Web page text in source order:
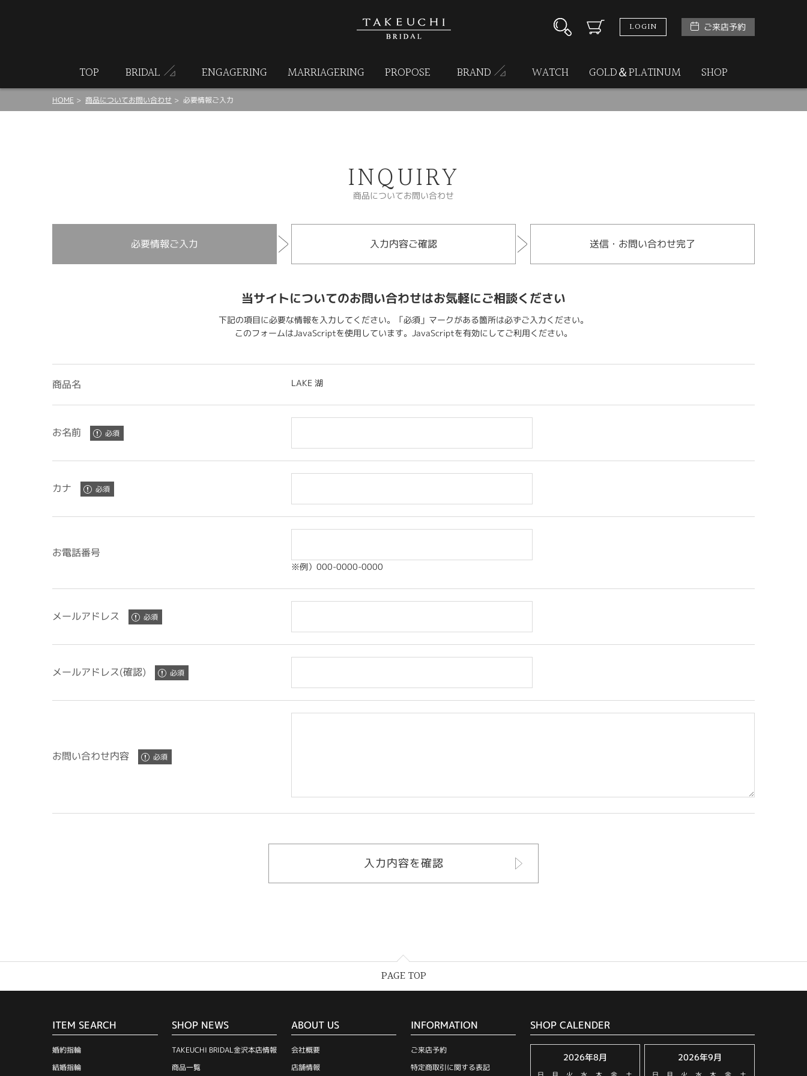
LOGIN ご来店予約
TOP BRIDAL ENGAGERING MARRIAGERING PROPOSE BRAND WATCH GOLD＆PLATINUM SHOP
HOME 商品についてお問い合わせ 必要情報ご入力
INQUIRY
商品についてお問い合わせ
必要情報ご入力 入力内容ご確認 送信・お問い合わせ完了
当サイトについてのお問い合わせはお気軽にご相談ください
下記の項目に必要な情報を入力してください。「必須」マークがある箇所は必ずご入力ください。
このフォームはJavaScriptを使用しています。JavaScriptを有効にしてご利用ください。
商品名 LAKE 湖
お名前
カナ
お電話番号
※例）000-0000-0000
メールアドレス
メールアドレス(確認)
お問い合わせ内容
PAGE TOP
ITEM SEARCH
婚約指輪
結婚指輪
SHOP NEWS
TAKEUCHI BRIDAL金沢本店情報
商品一覧
ABOUT US
会社概要
店舗情報
INFORMATION
ご来店予約
特定商取引に関する表記
SHOP CALENDER
2026年8月 2026年9月